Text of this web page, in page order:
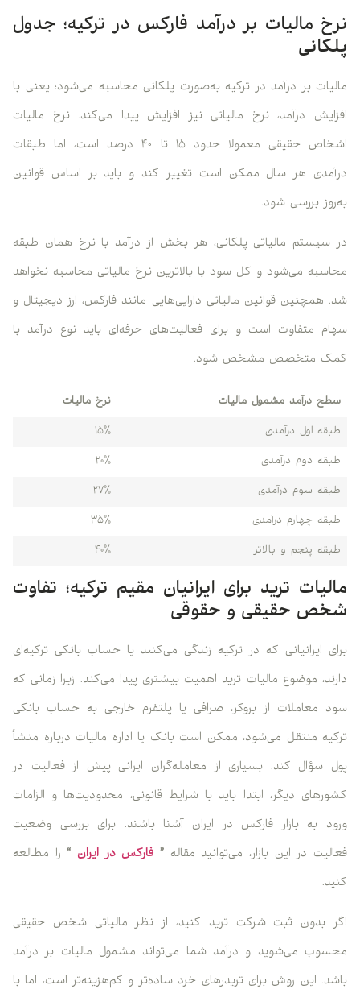
مالیات بر درآمد فارکس در ترکیه؛ جدول
بر درآمد در ترکیه به‌صورت پلکانی محاسبه می‌شود؛ یعنی با
درآمد، نرخ مالیاتی نیز افزایش پیدا می‌کند. نرخ مالیات
اشخاص حقیقی معمولا حدود ۱۵ تا ۴۰ درصد است، اما طبقات
هر سال ممکن است تغییر کند و باید بر اساس قوانین
بررسی شود.
سیستم مالیاتی پلکانی، هر بخش از درآمد با نرخ همان طبقه
می‌شود و کل سود با بالاترین نرخ مالیاتی محاسبه نخواهد
همچنین قوانین مالیاتی دارایی‌هایی مانند فارکس، ارز دیجیتال و
متفاوت است و برای فعالیت‌های حرفه‌ای باید نوع درآمد با
متخصص مشخص شود.
درآمد مشمول مالیات نرخ مالیات
اول درآمدی
دوم درآمدی
سوم درآمدی
چهارم درآمدی
پنجم و بالاتر
ترید برای ایرانیان مقیم ترکیه؛ تفاوت
حقیقی و حقوقی
ایرانیانی که در ترکیه زندگی می‌کنند یا حساب بانکی ترکیه‌ای
موضوع مالیات ترید اهمیت بیشتری پیدا می‌کند. زیرا زمانی که
معاملات از بروکر، صرافی یا پلتفرم خارجی به حساب بانکی
منتقل می‌شود، ممکن است بانک یا اداره مالیات درباره منشأ
سؤال کند. بسیاری از معامله‌گران ایرانی پیش از فعالیت در
دیگر، ابتدا باید با شرایط قانونی، محدودیت‌ها و الزامات
به بازار فارکس در ایران آشنا باشند. برای بررسی وضعیت
در این بازار، می‌توانید مقاله”فارکس در ایران “را مطالعه
بدون ثبت شرکت ترید کنید، از نظر مالیاتی شخص حقیقی
می‌شوید و درآمد شما می‌تواند مشمول مالیات بر درآمد
این روش برای تریدرهای خرد ساده‌تر و کم‌هزینه‌تر است، اما با